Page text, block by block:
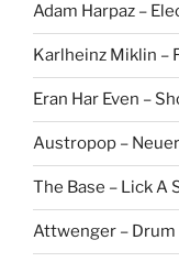
Adam Harpaz –
Karlheinz Miklin –
Eran Har Even –
Austropop –
The Base – Lick A
Attwenger – Drum